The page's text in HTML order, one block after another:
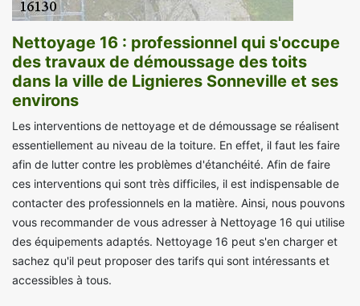
Nettoyage 16 : professionnel qui s'occupe
des travaux de démoussage des toits
dans la ville de Lignieres Sonneville et ses
environs
Les interventions de nettoyage et de démoussage se réalisent
essentiellement au niveau de la toiture. En effet, il faut les faire
afin de lutter contre les problèmes d'étanchéité. Afin de faire
ces interventions qui sont très difficiles, il est indispensable de
contacter des professionnels en la matière. Ainsi, nous pouvons
vous recommander de vous adresser à Nettoyage 16 qui utilise
des équipements adaptés. Nettoyage 16 peut s'en charger et
sachez qu'il peut proposer des tarifs qui sont intéressants et
accessibles à tous.